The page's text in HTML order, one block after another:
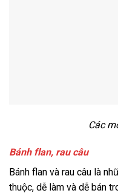
Các
Bánh flan, rau câu
Bánh flan và rau câu là
thuộc, dễ làm và dễ bán